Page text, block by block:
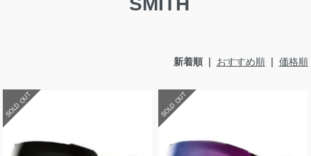
新着順 | おすすめ順| 価格順
SOLD OUT SOLD OUT